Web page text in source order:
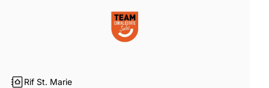
Rif St. Marie